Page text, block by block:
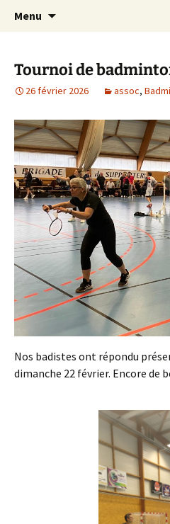
AMB55
Le site web de
Barisienne :
Menu
Tournoi de
26 février 2026 assoc,
Nos badistes ont répondu
dimanche 22 février. Encore de